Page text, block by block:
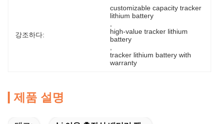
강조하다:
customizable capacity tracker
lithium battery
high-value tracker lithium
battery
tracker lithium battery with
warranty
제품 설명